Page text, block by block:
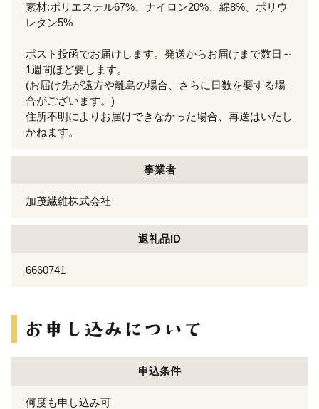
素材:ポリエステル67%、ナイロン20%、綿8%、ポリウ
レタン5%
ポスト投函でお届けします。発送からお届けまで数日～
1週間ほど要します。
(お届け先が遠方や離島の場合、さらに日数を要する場
合がございます。)
住所不明によりお届けできなかった場合、再送はいたし
かねます。
事業者
加茂繊維株式会社
返礼品ID
6660741
申込条件
何度も申し込み可